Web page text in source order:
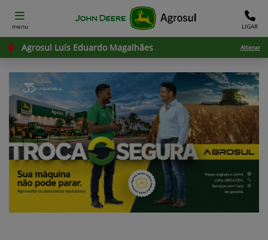
menu LIGAR
Agrosul Luís Eduardo Magalhães Alterar